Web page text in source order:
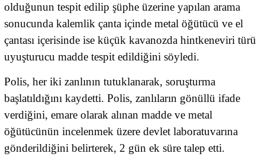
olduğunun tespit edilip şüphe üzerine yapılan arama
sonucunda kalemlik çanta içinde metal öğütücü ve el
çantası içerisinde ise küçük kavanozda hintkeneviri türü
uyuşturucu madde tespit edildiğini söyledi.
Polis, her iki zanlının tutuklanarak, soruşturma
başlatıldığını kaydetti. Polis, zanlıların gönüllü ifade
verdiğini, emare olarak alınan madde ve metal
öğütücünün incelenmek üzere devlet laboratuvarına
gönderildiğini belirterek, 2 gün ek süre talep etti.